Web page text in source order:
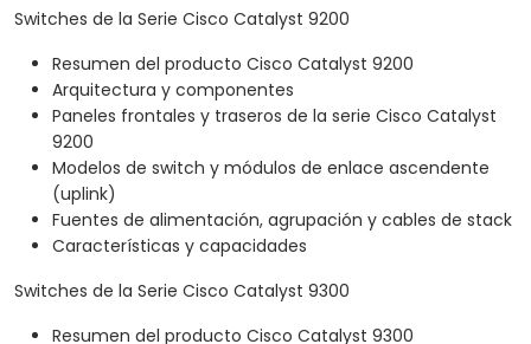
Switches de la Serie Cisco Catalyst 9200
Resumen del producto Cisco Catalyst 9200
Arquitectura y componentes
Paneles frontales y traseros de la serie Cisco Catalyst
9200
Modelos de switch y módulos de enlace ascendente
(uplink)
Fuentes de alimentación, agrupación y cables de stack
Características y capacidades
Switches de la Serie Cisco Catalyst 9300
Resumen del producto Cisco Catalyst 9300